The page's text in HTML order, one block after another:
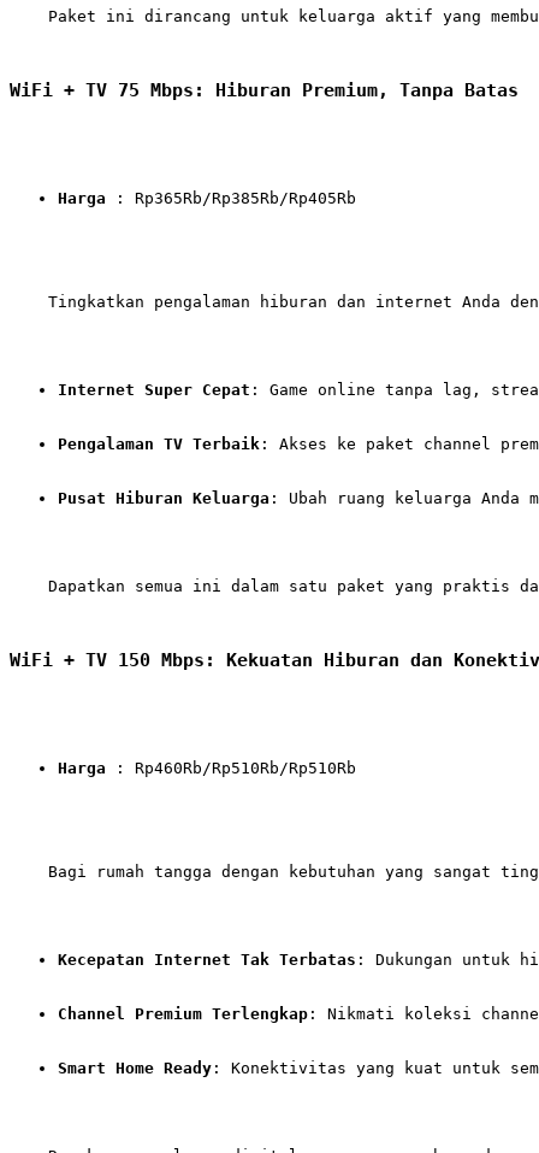
Paket ini dirancang untuk keluarga aktif yang
WiFi + TV 75 Mbps: Hiburan Premium, Tanpa Batas
Harga : Rp365Rb/Rp385Rb/Rp405Rb
Tingkatkan pengalaman hiburan dan internet Anda
Internet Super Cepat : Game online tanpa lag,
Pengalaman TV Terbaik : Akses ke paket channel
Pusat Hiburan Keluarga : Ubah ruang keluarga
Dapatkan semua ini dalam satu paket yang praktis
WiFi + TV 150 Mbps: Kekuatan Hiburan dan
Harga : Rp460Rb/Rp510Rb/Rp510Rb
Bagi rumah tangga dengan kebutuhan yang sangat
Kecepatan Internet Tak Terbatas : Dukungan untuk
Channel Premium Terlengkap : Nikmati koleksi
Smart Home Ready : Konektivitas yang kuat untuk